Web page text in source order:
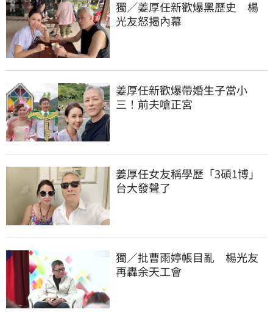
獨／姜厚任新歡爆黑歷史　楊
光友怒揭內幕
姜厚任新歡爆帶婚生子當小
三！前夫嗆正宮
姜厚任女友稱學歷「3碩1博」
台大發聲了
獨／批曹雨婷帳目亂　楊光友
再轟余天工會